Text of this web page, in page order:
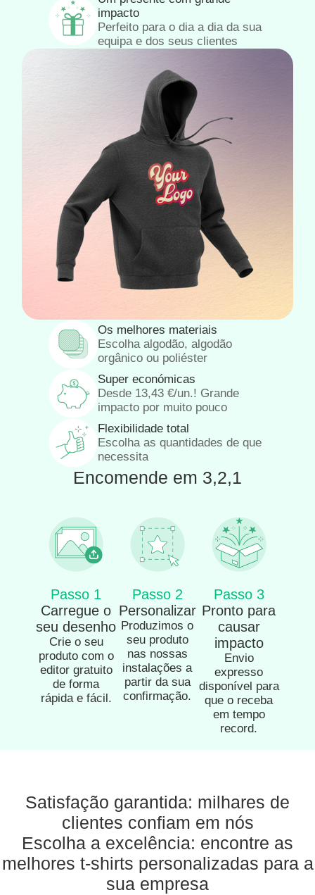
impacto
Perfeito para o dia a dia da sua
equipa e dos seus clientes
Os melhores materiais
Escolha algodão, algodão
orgânico ou poliéster
Super económicas
Desde 13,43 €/un.! Grande
impacto por muito pouco
Flexibilidade total
Escolha as quantidades de que
necessita
Encomende em 3,2,1
Passo 1
Carregue o
seu desenho
Crie o seu
produto com o
editor gratuito
de forma
rápida e fácil.
Passo 2
Personalizar
Produzimos o
seu produto
nas nossas
instalações a
partir da sua
confirmação.
Passo 3
Pronto para
causar
impacto
Envio
expresso
disponível para
que o receba
em tempo
record.
Satisfação garantida: milhares de
clientes confiam em nós
Escolha a excelência: encontre as
melhores t-shirts personalizadas para a
sua empresa